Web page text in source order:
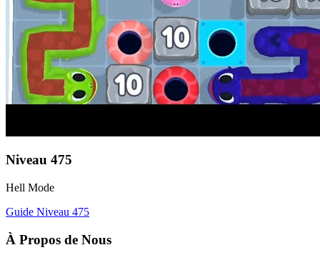
Niveau 475
Hell Mode
Guide Niveau 475
À Propos de Nous